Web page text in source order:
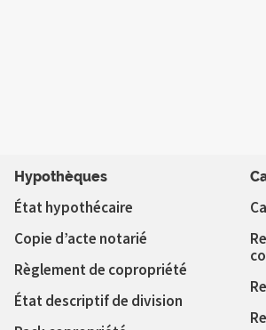
Hypothèques
État hypothécaire
Copie d’acte notarié
Règlement de copropriété
État descriptif de division